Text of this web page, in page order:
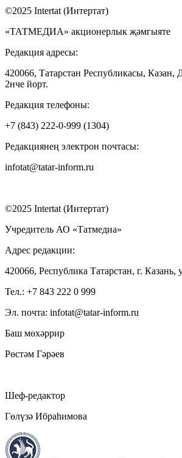
©2025 Intertat (Интертат)
«ТАТМЕДИА» акционерлык җәмгыяте
Редакция адресы:
420066, Татарстан Республикасы, Казан,
2нче йорт.
Редакция телефоны:
+7 (843) 222-0-999 (1304)
Редакциянең электрон почтасы:
infotat@tatar-inform.ru
©2025 Intertat (Интертат)
Учредитель АО «Татмедиа»
Адрес редакции:
420066, Республика Татарстан, г. Казань,
Тел.: +7 843 222 0 999
Эл. почта: infotat@tatar-inform.ru
Баш мөхәррир
Рөстәм Гәрәев
Шеф-редактор
Гөлүзә Ибраһимова